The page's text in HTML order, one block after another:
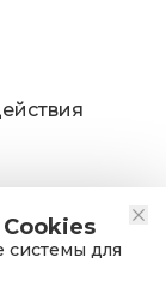
системы для